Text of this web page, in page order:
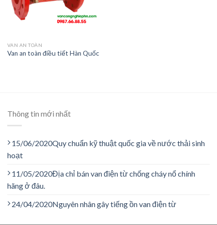
VAN AN TOÀN
Van an toàn điều tiết Hàn Quốc
Thông tin mới nhất
15/06/2020Quy chuẩn kỹ thuật quốc gia về nước thải sinh
hoạt
11/05/2020Địa chỉ bán van điện từ chống cháy nổ chính
hãng ở đâu.
24/04/2020Nguyên nhân gây tiếng ồn van điện từ